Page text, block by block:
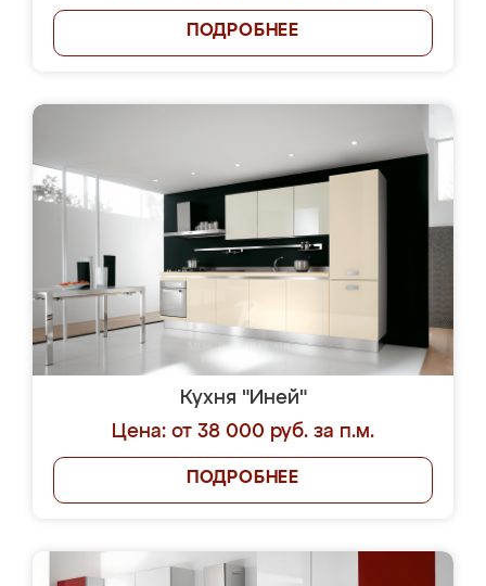
ПОДРОБНЕЕ
Кухня "Иней"
Цена: от 38 000 руб. за п.м.
ПОДРОБНЕЕ